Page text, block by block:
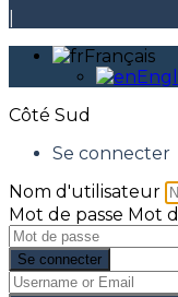
Français
Côté Sud
Se connecter
Nom d'utilisateur
Mot de passe Mot
Se connecter